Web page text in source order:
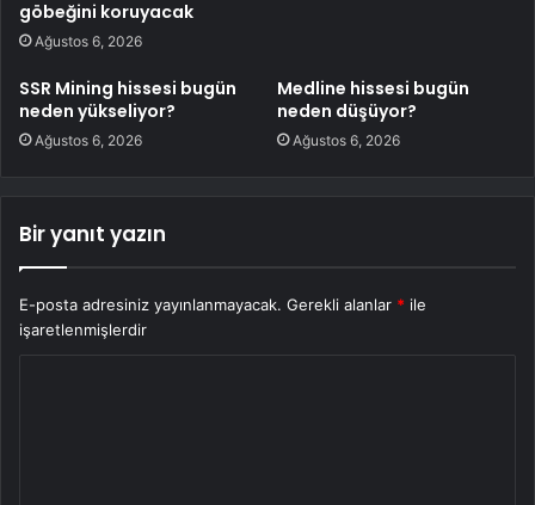
göbeğini koruyacak
Ağustos 6, 2026
SSR Mining hissesi bugün
neden yükseliyor?
Ağustos 6, 2026
Medline hissesi bugün
neden düşüyor?
Ağustos 6, 2026
Bir yanıt yazın
E-posta adresiniz yayınlanmayacak. Gerekli alanlar * ile
işaretlenmişlerdir